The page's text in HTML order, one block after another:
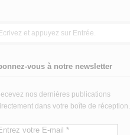
vous à notre newsletter
nos dernières publications
dans votre boîte de réception.